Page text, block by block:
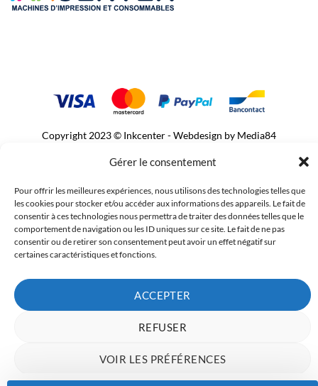
Gérer le consentement
Pour offrir les meilleures expériences, nous utilisons des technologies telles que
les cookies pour stocker et/ou accéder aux informations des appareils. Le fait de
consentir à ces technologies nous permettra de traiter des données telles que le
comportement de navigation ou les ID uniques sur ce site. Le fait de ne pas
consentir ou de retirer son consentement peut avoir un effet négatif sur
certaines caractéristiques et fonctions.
ACCEPTER
REFUSER
VOIR LES PRÉFÉRENCES
Copyright 2023 © Inkcenter - Webdesign by Media84